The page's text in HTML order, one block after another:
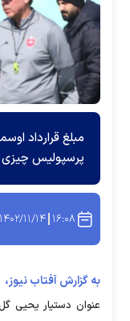
مبلغ قرارداد
پرسپولیس چیزی حدود ۱۵۰
۱۶:۰۸ ۱۴۰۲/۱۱/۱۴
به گزارش آفتاب نیوز،
عنوان دستیار یحیی